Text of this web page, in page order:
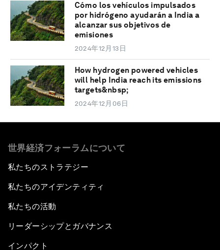
Cómo los vehículos impulsados
por hidrógeno ayudarán a India a
alcanzar sus objetivos de
emisiones
2024年12月13日
How hydrogen powered vehicles
will help India reach its emissions
targets&nbsp;
2024年12月06日
世界経済フォーラムについて
私たちのストラテジー
私たちのアイデンティティ
私たちの活動
リーダーシップとガバナンス
インパクト